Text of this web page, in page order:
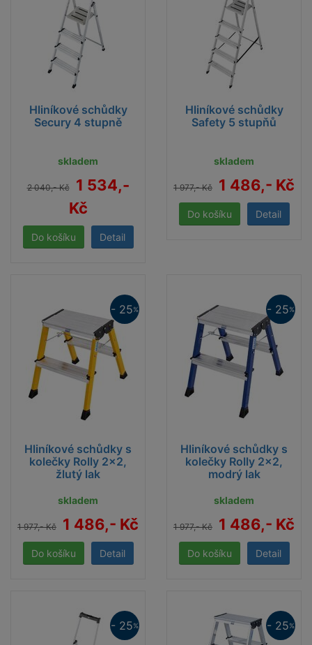
Hliníkové schůdky
Secury 4 stupně
skladem
2 040,- Kč
1 534,-
Kč
Detail
Hliníkové schůdky
Safety 5 stupňů
skladem
1 977,- Kč 1 486,- Kč
Detail
Hliníkové schůdky s
kolečky Rolly 2x2,
žlutý lak
skladem
1 977,- Kč 1 486,- Kč
Detail
- 25%
Hliníkové schůdky s
kolečky Rolly 2x2,
modrý lak
skladem
1 977,- Kč 1 486,- Kč
Detail
- 25%
- 25% - 25%